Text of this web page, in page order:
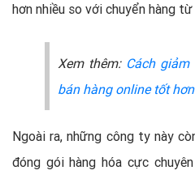
hơn nhiều so với chuyển hàng
Xem thêm: Cách
bán hàng online tốt hơn
Ngoài ra, những công ty này
đóng gói hàng hóa cực